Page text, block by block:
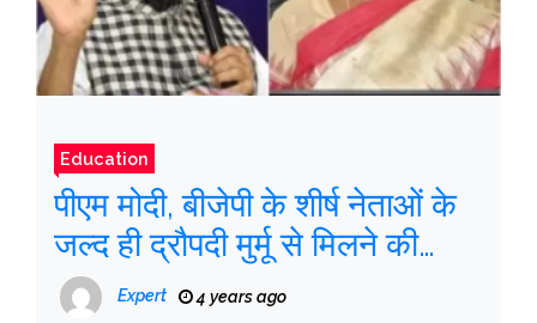
Education
पीएम मोदी, बीजेपी के शीर्ष नेताओं के
जल्द ही द्रौपदी मुर्मू से मिलने की
उम्मीदExpert 4 years ago